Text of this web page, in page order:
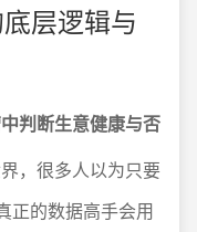
层逻辑与
判断生意健康与否
，很多人以为只要
正的数据高手会用